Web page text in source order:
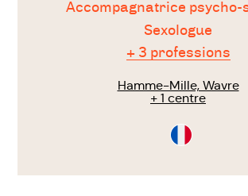
Accompagnatrice psycho-
Sexologue
+ 3 professions
Hamme-Mille, Wavre
+ 1 centre
Consultation
en